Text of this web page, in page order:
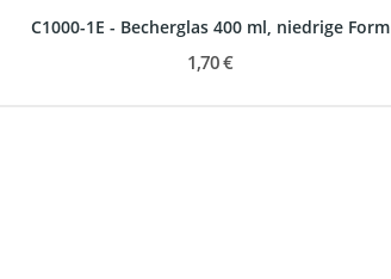
C1000-1E - Becherglas 400 ml, niedrige Form
1,70 €